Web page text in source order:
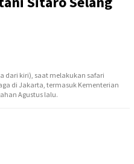
dari kiri), saat melakukan safari
di Jakarta, termasuk Kementerian
Agustus lalu.